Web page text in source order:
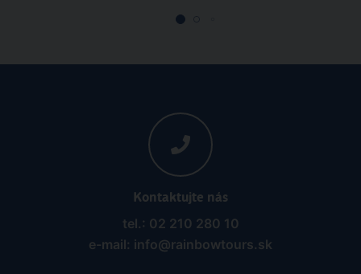
Kontaktujte nás
tel.: 02 210 280 10
e-mail: info@rainbowtours.sk